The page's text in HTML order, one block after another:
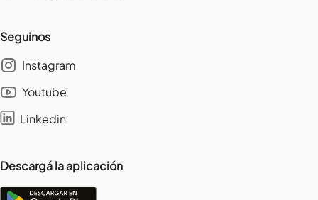
Seguinos
Instagram
Youtube
Linkedin
Descargá la aplicación